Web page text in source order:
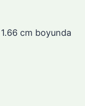
cm boyunda